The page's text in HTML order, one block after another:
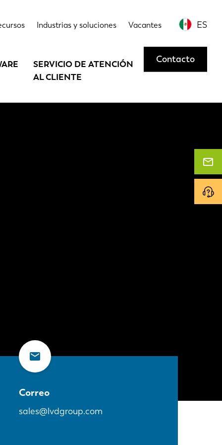
Industrias y soluciones Vacantes ES
SERVICIO DE ATENCIÓN
AL CLIENTE
Contacto
Correo
sales@lvdgroup.com